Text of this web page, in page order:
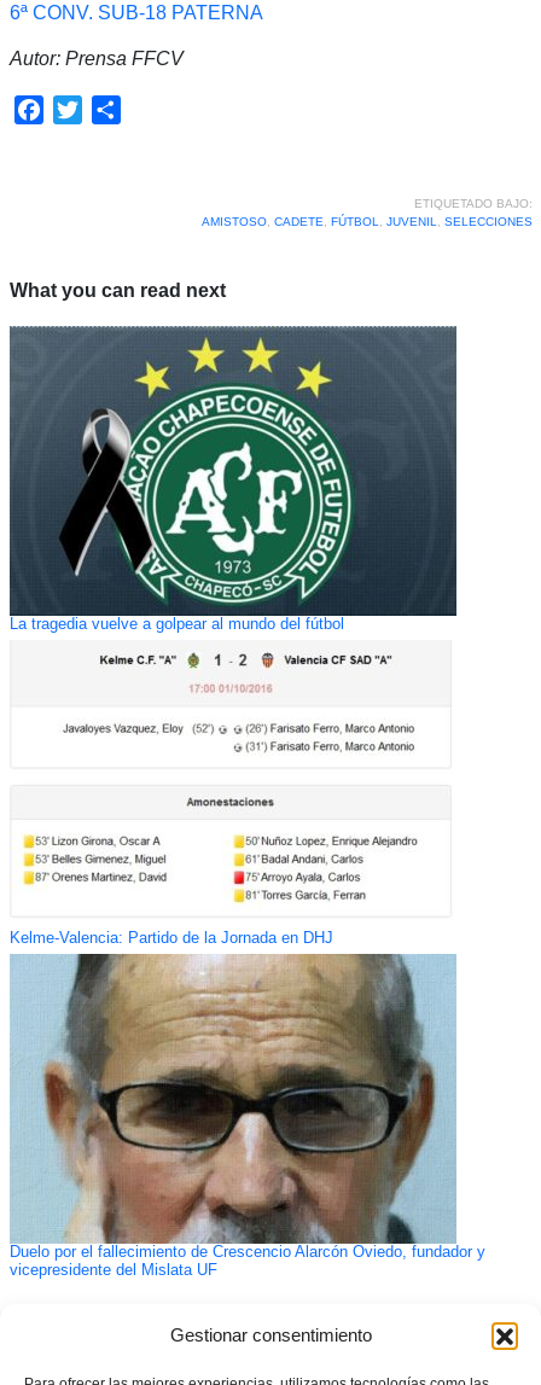
Gestionar consentimiento
6ª CONV. SUB-18 PATERNA
Autor: Prensa FFCV
Facebook
Twitter
ETIQUETADO BAJO:
AMISTOSO, CADETE FÚTBOL JUVENIL SELECCIONES
What you can read next
La tragedia vuelve a golpear al mundo del fútbol
Kelme-Valencia: Partido de la Jornada en DHJ
Duelo por el fallecimiento de Crescencio Alarcón Oviedo, fundador y
vicepresidente del Mislata UF